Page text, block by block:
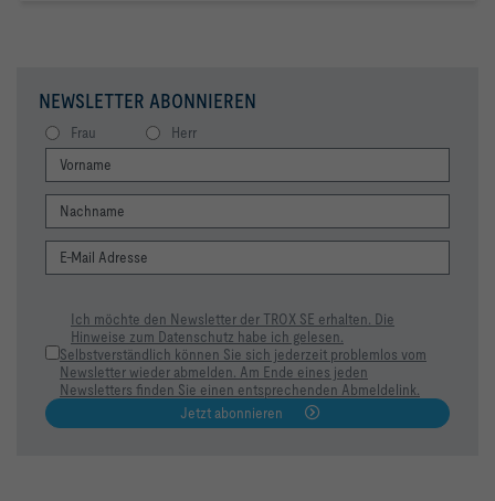
NEWSLETTER ABONNIEREN
Frau Herr
Ich möchte den Newsletter der TROX SE erhalten. Die
Hinweise zum Datenschutz habe ich gelesen.
Selbstverständlich können Sie sich jederzeit problemlos vom
Newsletter wieder abmelden. Am Ende eines jeden
Newsletters finden Sie einen entsprechenden Abmeldelink.
Jetzt abonnieren